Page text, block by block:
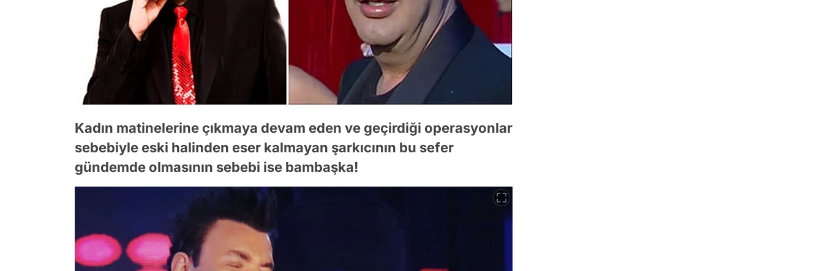
Kadın matinelerine çıkmaya devam eden ve geçirdiği operasyonlar
sebebiyle eski halinden eser kalmayan şarkıcının bu sefer
gündemde olmasının sebebi ise bambaşka!